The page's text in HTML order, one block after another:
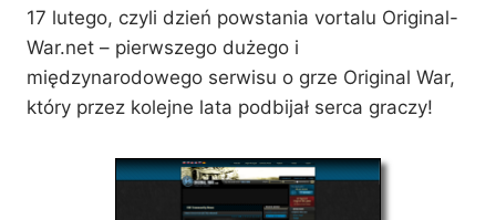
17 lutego, czyli dzień powstania vortalu Original-
War.net – pierwszego dużego i
międzynarodowego serwisu o grze Original War,
który przez kolejne lata podbijał serca graczy!